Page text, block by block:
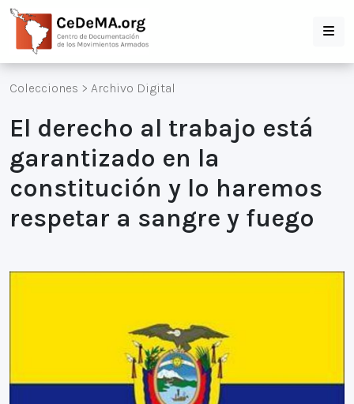
Colecciones > Archivo Digital
El derecho al trabajo está
garantizado en la
constitución y lo haremos
respetar a sangre y fuego